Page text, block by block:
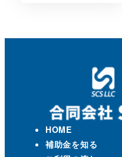
HOME
補助金を知る